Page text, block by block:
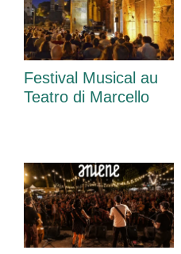
Festival Musical au
Teatro di Marcello